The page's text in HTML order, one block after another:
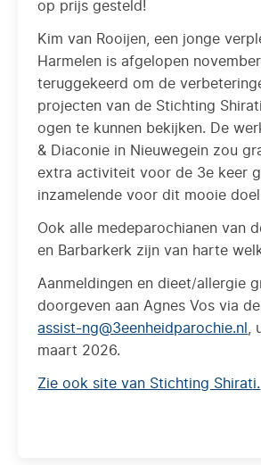
op prijs gesteld!
Kim van Rooijen, een jonge
Harmelen is afgelopen
teruggekeerd om de
projecten van de Stichting
ogen te kunnen bekijken. De
& Diaconie in Nieuwegein zou
extra activiteit voor de 3e keer
inzamelende voor dit mooie
Ook alle medeparochianen van
en Barbarkerk zijn van harte
Aanmeldingen en dieet/allergie
doorgeven aan Agnes Vos via
assist-ng@3eenheidparochie.nl
maart 2026.
Zie ook site van Stichting Shirati.